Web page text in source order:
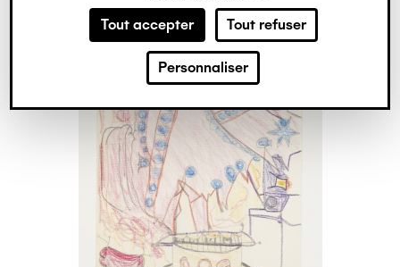
Tout accepter Tout refuser
Personnaliser